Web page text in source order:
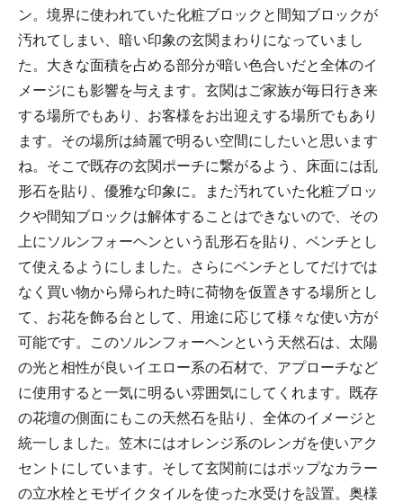
ン。境界に使われていた化粧ブロックと間知ブロックが
汚れてしまい、暗い印象の玄関まわりになっていまし
た。大きな面積を占める部分が暗い色合いだと全体のイ
メージにも影響を与えます。玄関はご家族が毎日行き来
する場所でもあり、お客様をお出迎えする場所でもあり
ます。その場所は綺麗で明るい空間にしたいと思います
ね。そこで既存の玄関ポーチに繋がるよう、床面には乱
形石を貼り、優雅な印象に。また汚れていた化粧ブロッ
クや間知ブロックは解体することはできないので、その
上にソルンフォーヘンという乱形石を貼り、ベンチとし
て使えるようにしました。さらにベンチとしてだけでは
なく買い物から帰られた時に荷物を仮置きする場所とし
て、お花を飾る台として、用途に応じて様々な使い方が
可能です。このソルンフォーヘンという天然石は、太陽
の光と相性が良いイエロー系の石材で、アプローチなど
に使用すると一気に明るい雰囲気にしてくれます。既存
の花壇の側面にもこの天然石を貼り、全体のイメージと
統一しました。笠木にはオレンジ系のレンガを使いアク
セントにしています。そして玄関前にはポップなカラー
の立水栓とモザイクタイルを使った水受けを設置。奥様